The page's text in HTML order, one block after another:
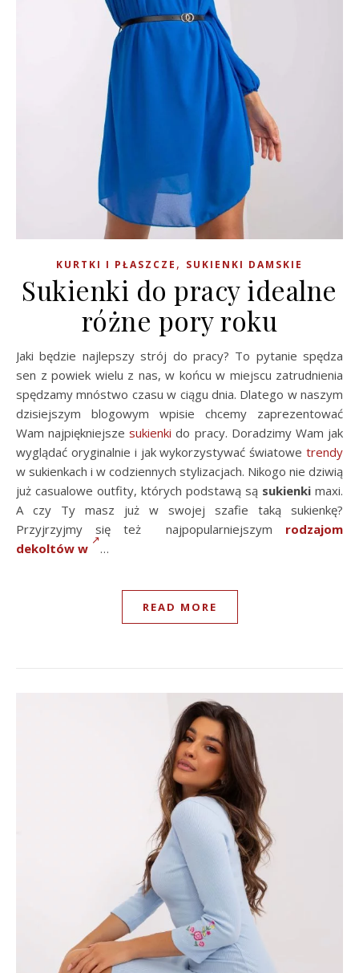
KURTKI I PŁASZCZE , SUKIENKI DAMSKIE
Sukienki do pracy idealne
różne pory roku
Jaki będzie najlepszy strój do pracy? To pytanie spędza
sen z powiek wielu z nas, w końcu w miejscu zatrudnienia
spędzamy mnóstwo czasu w ciągu dnia. Dlatego w naszym
dzisiejszym blogowym wpisie chcemy zaprezentować
Wam najpiękniejszesukienki do pracy. Doradzimy Wam jak
wyglądać oryginalnie i jak wykorzystywać światowe trendy
w sukienkach i w codziennych stylizacjach. Nikogo nie dziwią
już casualowe outfity, których podstawą są sukienki maxi.
A czy Ty masz już w swojej szafie taką sukienkę?
Przyjrzyjmy się też najpopularniejszym rodzajom
dekoltów w
…
READ MORE